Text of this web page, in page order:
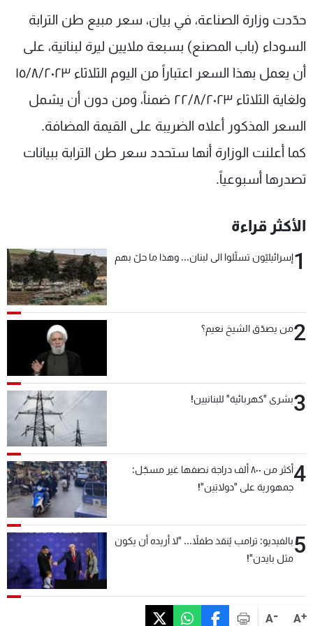
A+
A-
حدّدت وزارة الصناعة، في بيان، سعر مبيع طن الترابة
السوداء (باب المصنع) بسبعة ملايين ليرة لبنانية، على
أن يعمل بهذا السعر اعتباراً من اليوم الثلاثاء ١٥/٨/٢٠٢٣
ولغاية الثلاثاء ٢٢/٨/٢٠٢٣ ضمناً، ومن دون أن يشمل
السعر المذكور أعلاه الضريبة على القيمة المضافة.
كما أعلنت الوزارة أنها ستحدد سعر طن الترابة ببيانات
تصدرها أسبوعياً.
الأكثر قراءة
1إسرائيليّون تسلّلوا الى لبنان... وهذا ما حلّ بهم
2من يصدّق الشيخ نعيم؟
3بشرى "كهربائية" للبنانيين!
4
أكثر من ٨٠٠ ألف دراجة نصفها غير مسجّل:
جمهورية على "دولابَين"!
5بالفيديو: ترامب يُنقذ طفلاً... "لا أريده أن يكون
مثل بايدن"!
شاهد البرامج
عن MTV
الإنـتـاج
لاعلاناتكم
وظائف
تواصل معنا
شروط الإسـتخدام
سياسة الخصوصية